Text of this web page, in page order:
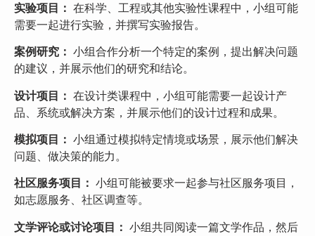
实验项目： 在科学、工程或其他实验性课程中，小组可能
需要一起进行实验，并撰写实验报告。
案例研究： 小组合作分析一个特定的案例，提出解决问题
的建议，并展示他们的研究和结论。
设计项目： 在设计类课程中，小组可能需要一起设计产
品、系统或解决方案，并展示他们的设计过程和成果。
模拟项目： 小组通过模拟特定情境或场景，展示他们解决
问题、做决策的能力。
社区服务项目： 小组可能被要求一起参与社区服务项目，
如志愿服务、社区调查等。
文学评论或讨论项目： 小组共同阅读一篇文学作品，然后